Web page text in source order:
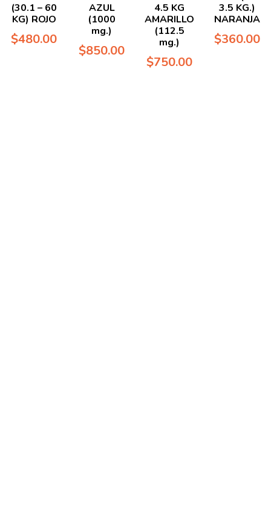
(30.1 – 60
KG) ROJO
$480.00
AZUL
(1000
mg.)
$850.00
4.5 KG
AMARILLO
(112.5
mg.)
$750.00
3.5 KG.)
NARANJA
$360.00